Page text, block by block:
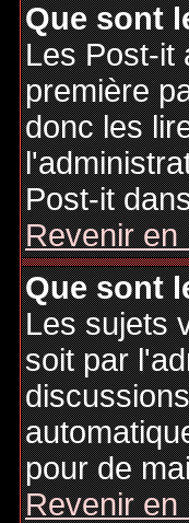
Que sont
Les Post-it
première
donc les
Post-it
Revenir en
Que sont
Les sujets
soit par
pour de
Revenir en